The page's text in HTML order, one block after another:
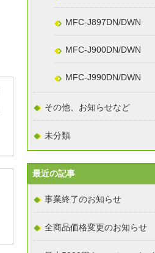
MFC-J897DN/DWN
MFC-J900DN/DWN
MFC-J990DN/DWN
その他、お知らせなど
未分類
最近の記事
事業終了のお知らせ
全商品価格変更のお知らせ